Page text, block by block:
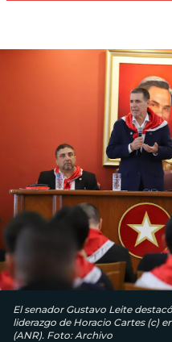
El senador Gustavo Leite
liderazgo de Horacio Cartes (c)
(ANR). Foto: Archivo